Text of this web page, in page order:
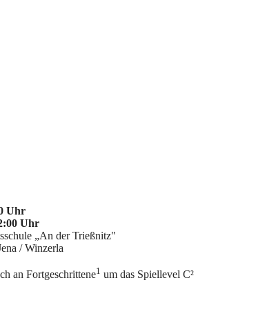
Uhr
Uhr
„An der Trießnitz"
/ Winzerla
an Fortgeschrittene1 um das Spiellevel C²